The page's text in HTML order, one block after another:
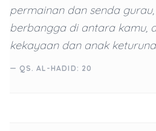
permainan dan senda
berbangga di antara kamu,
kekayaan dan anak
— QS. AL-HADID: 20